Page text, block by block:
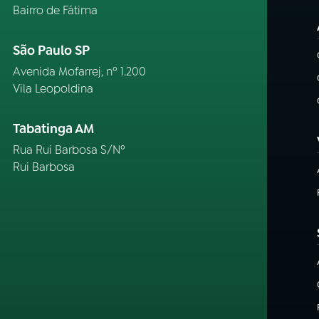
Bairro de Fátima
São Paulo SP
Avenida Mofarrej, nº 1.200
Vila Leopoldina
Tabatinga AM
Rua Rui Barbosa S/Nº
Rui Barbosa